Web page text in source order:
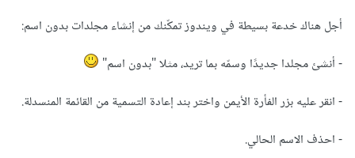
أجل هناك خدعة بسيطة في ويندوز تمكّنك من إنشاء مجلدات بدون اسم:
- أنشئ مجلدا جديدًا وسمّه بما تريد، مثلا "بدون اسم"
- انقر عليه بزر الفأرة الأيمن واختر بند إعادة التسمية من القائمة المنسدلة.
- احذف الاسم الحالي.